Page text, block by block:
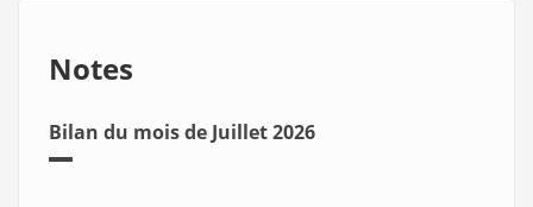
Notes
Bilan du mois de Juillet 2026